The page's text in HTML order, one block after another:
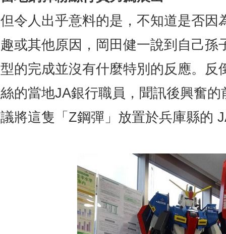
但令人出乎意料的是，不知道是否因
趣或其他原因，岡田健一說到自己孫
型的完成並沒有什麼特別的反應。反
絲的當地JA銀行職員，聞訊後興奮
議將這隻「Z鋼彈」放置於兵庫縣的